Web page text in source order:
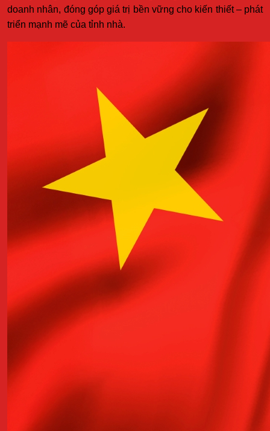
doanh nhân, đóng góp giá trị bền vững cho kiến thiết – phát
triển mạnh mẽ của tỉnh nhà.